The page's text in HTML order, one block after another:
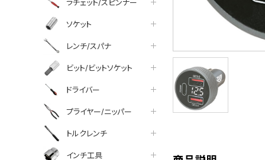
ラチェット/スピンナー
ソケット
レンチ/スパナ
ビット/ビットソケット
ドライバー
プライヤー/ニッパー
トルクレンチ
インチ工具
facebook
line